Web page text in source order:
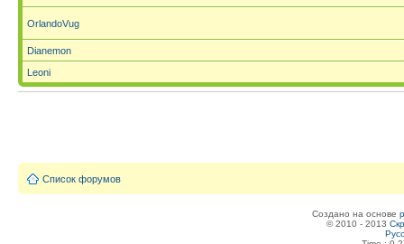
OrlandoVug
Dianemon
Leoni
Список форумов
Создано на основе
© 2010 - 2013